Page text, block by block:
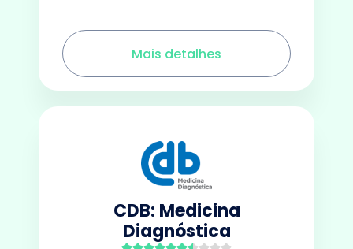
Mais detalhes
CDB: Medicina
Diagnóstica